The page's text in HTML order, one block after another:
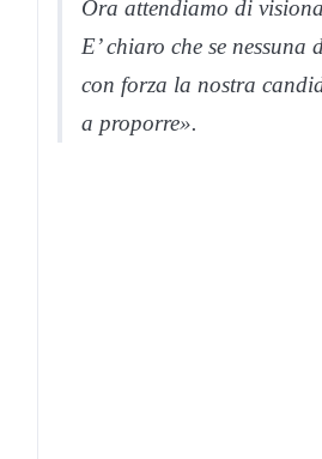
Ora attendiamo di
E’ chiaro che se
con forza la nostra
a proporre».